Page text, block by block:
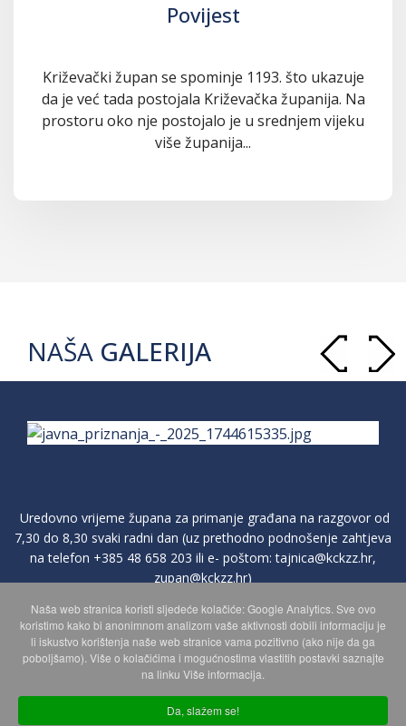
Povijest
Križevački župan se spominje 1193. što ukazuje
da je već tada postojala Križevačka županija. Na
prostoru oko nje postojalo je u srednjem vijeku
više županija...
NAŠA GALERIJA
Uredovno vrijeme župana za primanje građana na razgovor od
7,30 do 8,30 svaki radni dan (uz prethodno podnošenje zahtjeva
+385 48 658 203ili e- poštom:
POLITIKA ZAŠTITE PRIVATNOSTI OSOBNIH PODATAKA
MAPA WEBA
Naša web stranica koristi sljedeće kolačiće: Google Analytics. Sve ovo
koristimo kako bi anonimnom analizom vaše aktivnosti dobili informaciju je
li iskustvo korištenja naše web stranice vama pozitivno (ako nije da ga
poboljšamo). Više o kolačićima i mogućnostima vlastitih postavki saznajte
na linku Više informacija.
Da, slažem se!